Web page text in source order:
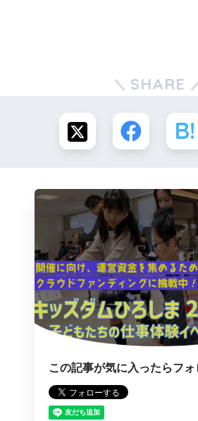
SHARE
この記事が気に入ったらフォ